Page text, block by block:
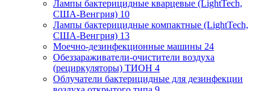
Лампы бактерицидные кварцевые (LightTech,
США-Венгрия) 10
Лампы бактерицидные компактные (LightTech,
США-Венгрия) 13
Моечно-дезинфекционные машины 24
Обеззараживатели-очистители воздуха
(рециркуляторы) ТИОН 4
Облучатели бактерицидные для дезинфекции